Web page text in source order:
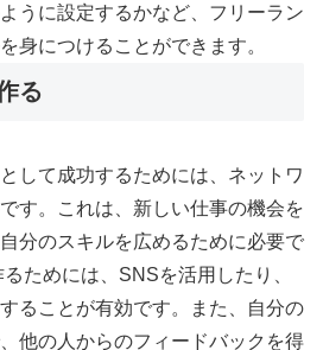
うに設定するかなど、フリーラン
身につけることができます。
る
して成功するためには、ネットワ
す。これは、新しい仕事の機会を
分のスキルを広めるために必要で
ためには、SNSを活用したり、
ることが有効です。また、自分の
他の人からのフィードバックを得